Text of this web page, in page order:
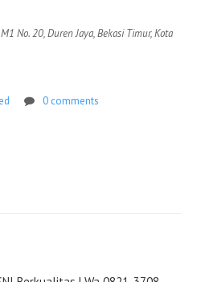
No. 20, Duren Jaya, Bekasi Timur, Kota
0 comments